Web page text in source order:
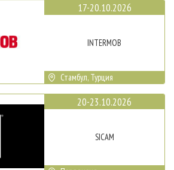
17-20.10.2026
INTERMOB
Стамбул, Турция
20-23.10.2026
SICAM